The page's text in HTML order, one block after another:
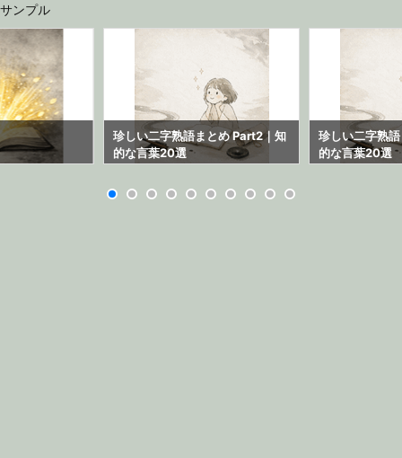
サンプル
珍しい二字熟語まとめ Part2｜知
的な言葉20選
珍しい二字熟
的な言葉20選